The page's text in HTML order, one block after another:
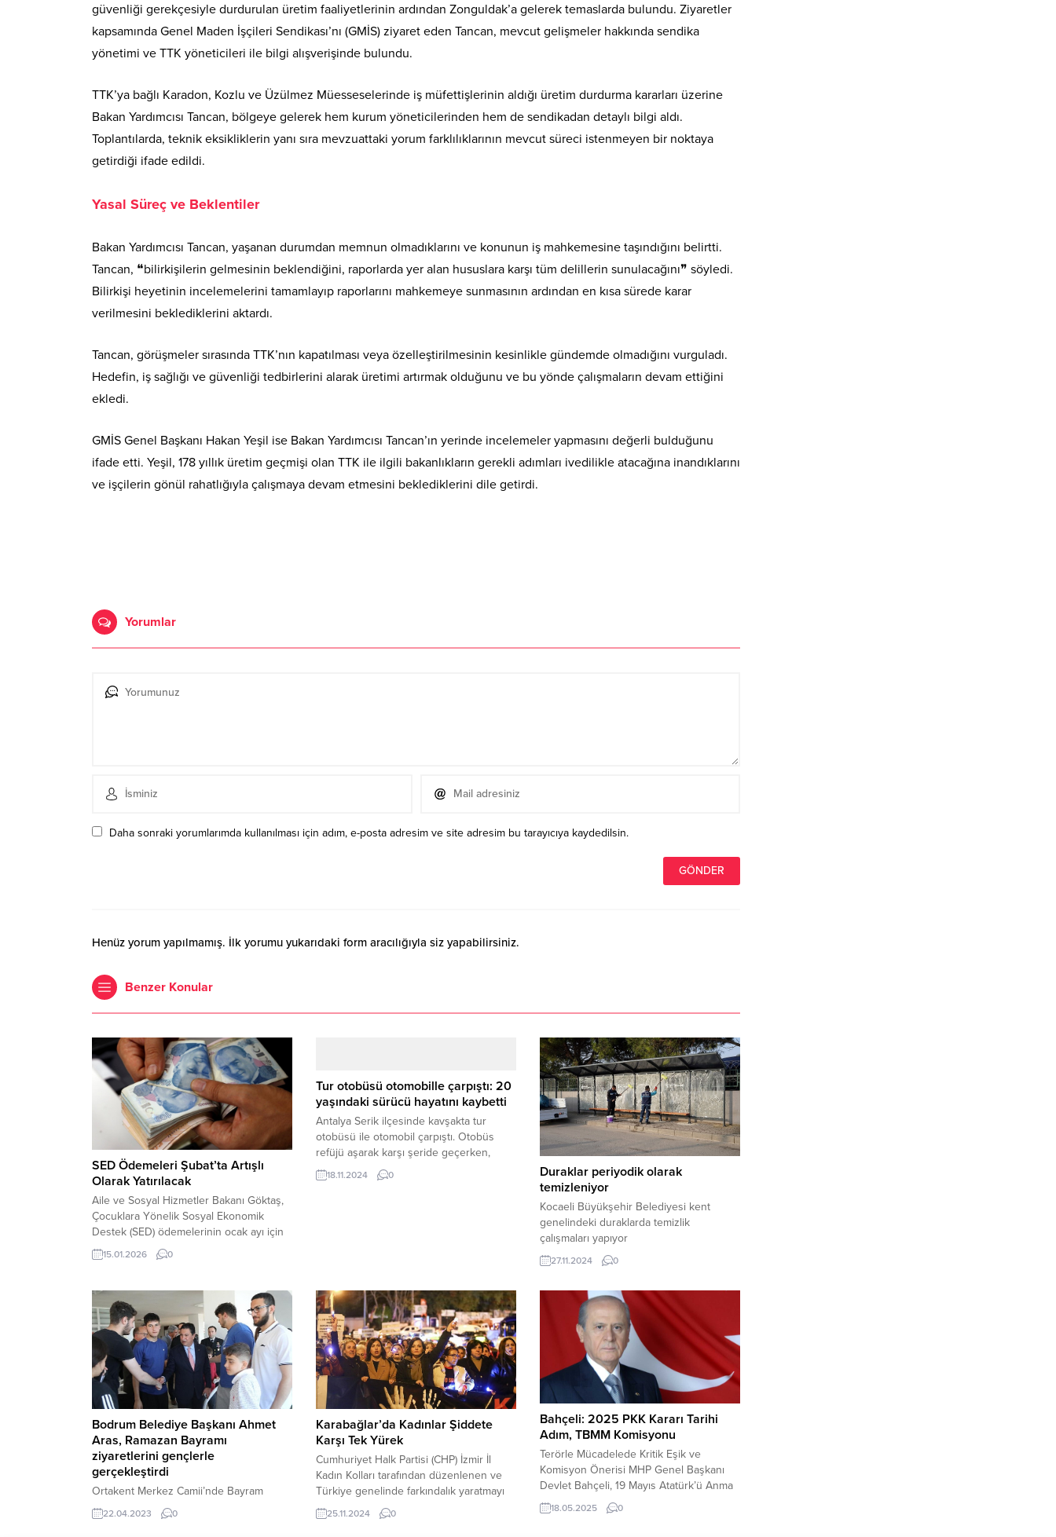
güvenliği gerekçesiyle durdurulan üretim faaliyetlerinin ardından Zonguldak’a gelerek temaslarda bulundu. Ziyaretler
kapsamında Genel Maden İşçileri Sendikası’nı (GMİS) ziyaret eden Tancan, mevcut gelişmeler hakkında sendika
yönetimi ve TTK yöneticileri ile bilgi alışverişinde bulundu.
TTK’ya bağlı Karadon, Kozlu ve Üzülmez Müesseselerinde iş müfettişlerinin aldığı üretim durdurma kararları üzerine
Bakan Yardımcısı Tancan, bölgeye gelerek hem kurum yöneticilerinden hem de sendikadan detaylı bilgi aldı.
Toplantılarda, teknik eksikliklerin yanı sıra mevzuattaki yorum farklılıklarının mevcut süreci istenmeyen bir noktaya
getirdiği ifade edildi.
Yasal Süreç ve Beklentiler
Bakan Yardımcısı Tancan, yaşanan durumdan memnun olmadıklarını ve konunun iş mahkemesine taşındığını belirtti.
Tancan, ❝bilirkişilerin gelmesinin beklendiğini, raporlarda yer alan hususlara karşı tüm delillerin sunulacağını❞ söyledi.
Bilirkişi heyetinin incelemelerini tamamlayıp raporlarını mahkemeye sunmasının ardından en kısa sürede karar
verilmesini beklediklerini aktardı.
Tancan, görüşmeler sırasında TTK’nın kapatılması veya özelleştirilmesinin kesinlikle gündemde olmadığını vurguladı.
Hedefin, iş sağlığı ve güvenliği tedbirlerini alarak üretimi artırmak olduğunu ve bu yönde çalışmaların devam ettiğini
ekledi.
GMİS Genel Başkanı Hakan Yeşil ise Bakan Yardımcısı Tancan’ın yerinde incelemeler yapmasını değerli bulduğunu
ifade etti. Yeşil, 178 yıllık üretim geçmişi olan TTK ile ilgili bakanlıkların gerekli adımları ivedilikle atacağına inandıklarını
ve işçilerin gönül rahatlığıyla çalışmaya devam etmesini beklediklerini dile getirdi.
Yorumlar
Daha sonraki yorumlarımda kullanılması için adım, e-posta adresim ve site adresim bu tarayıcıya kaydedilsin.
Henüz yorum yapılmamış. İlk yorumu yukarıdaki form aracılığıyla siz yapabilirsiniz.
Benzer Konular
SED Ödemeleri Şubat’ta Artışlı
Olarak Yatırılacak
Aile ve Sosyal Hizmetler Bakanı Göktaş,
Çocuklara Yönelik Sosyal Ekonomik
Destek (SED) ödemelerinin ocak ayı için
hesaplara yatırıldığını ve şubat ayında
artışlı olarak ödeneceğini duyurdu. Aile
Koca, çocukların farklı ihtiyaçlarını
karşılamak amacıyla sosyal hizmetlerin
çeşitlendirildiğini ve bu çalışmalara özel
önem verdiklerini belirtti. Bakan Göktaş,
çocukların...
15.01.2026 0
Tur otobüsü otomobille çarpıştı: 20
yaşındaki sürücü hayatını kaybetti
Antalya Serik ilçesinde kavşakta tur
otobüsü ile otomobil çarpıştı. Otobüs
refüjü aşarak karşı şeride geçerken,
araçta sıkışan 20 yaşındaki otomobil
sürücüsü kaldırıldığı hastanede hayatını
18.11.2024 0
Duraklar periyodik olarak
temizleniyor
Kocaeli Büyükşehir Belediyesi kent
genelindeki duraklarda temizlik
çalışmaları yapıyor
27.11.2024 0
Bodrum Belediye Başkanı Ahmet
Aras, Ramazan Bayramı
ziyaretlerini gençlerle
gerçekleştirdi
Ortakent Merkez Camii’nde Bayram
Namazını kılan Başkan Ahmet Aras, daha
sonra Cumhuriyet Halk Partisi (CHP)
22.04.2023 0
Karabağlar’da Kadınlar Şiddete
Karşı Tek Yürek
Cumhuriyet Halk Partisi (CHP) İzmir İl
Kadın Kolları tarafından düzenlenen ve
Türkiye genelinde farkındalık yaratmayı
amaçlayan “Kırık Saçlar Özgürlüğe
Yürüyor” hareketi, Karabağlar’da büyük
25.11.2024 0
Bahçeli: 2025 PKK Kararı Tarihi
Adım, TBMM Komisyonu
Terörle Mücadelede Kritik Eşik ve
Komisyon Önerisi MHP Genel Başkanı
Devlet Bahçeli, 19 Mayıs Atatürk’ü Anma
Gençlik ve Spor Bayramı dolayısıyla
yaptığı yazılı açıklamada, Türkiye’nin
18.05.2025 0